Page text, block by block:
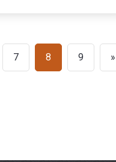
7 8 9 »